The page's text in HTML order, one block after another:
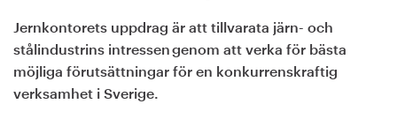
Jernkontorets uppdrag är att tillvarata järn- och
stålindustrins intressen genom att verka för bästa
möjliga förutsättningar för en konkurrenskraftig
verksamhet i Sverige​.